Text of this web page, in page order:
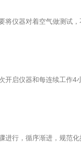
仪器对着空气做测试
启仪器和每连续工作4
行，循序渐进，规范